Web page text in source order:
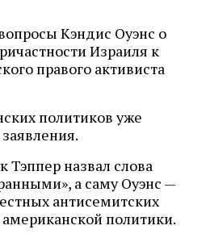
Кэндис Оуэнс о
Израиля к
правого активиста
политиков уже
назвал слова
а саму Оуэнс —
антисемитских
политики.